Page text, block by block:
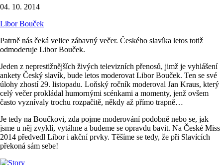
04. 10. 2014
Libor Bouček
Patrně nás čeká velice zábavný večer. Českého slavíka letos totiž
odmoderuje Libor Bouček.
Jeden z neprestižnějších živých televizních přenosů, jimž je vyhlášení
ankety Český slavík, bude letos moderovat Libor Bouček. Ten se své
úlohy zhostí 29. listopadu. Loňský ročník moderoval Jan Kraus, který
celý večer prokládal humornými scénkami a momenty, jenž ovšem
často vyznívaly trochu rozpačitě, někdy až přímo trapně…
Je tedy na Boučkovi, zda pojme moderování podobně nebo se, jak
jsme u něj zvyklí, vytáhne a budeme se opravdu bavit. Na České Miss
2014 předvedl Libor i akční prvky. Těšíme se tedy, že při Slavících
překoná sám sebe!